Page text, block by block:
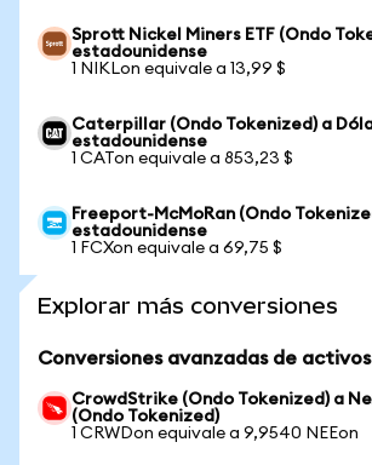
Sprott Nickel Miners ETF (Ondo
estadounidense
1 NIKLon equivale a 13,99 $
Caterpillar (Ondo Tokenized) a
estadounidense
1 CATon equivale a 853,23 $
Freeport-McMoRan (Ondo
estadounidense
1 FCXon equivale a 69,75 $
Explorar más conversiones
Conversiones avanzadas de activos
CrowdStrike (Ondo Tokenized) a
(Ondo Tokenized)
1 CRWDon equivale a 9,9540 NEEon